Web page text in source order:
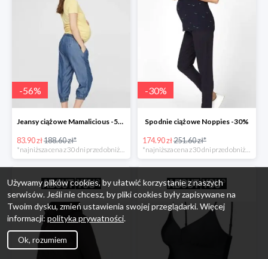
-56%
Jeansy ciążowe Mamalicious -56%
83.90 zł188.60 zł*
-30%
Spodnie ciążowe Noppies -30%
174.90 zł251.60 zł*
Używamy plików cookies, by ułatwić korzystanie z naszych
serwisów. Jeśli nie chcesz, by pliki cookies były zapisywane na
Twoim dysku, zmień ustawienia swojej przeglądarki. Więcej
informacji: polityka prywatności.
Ok, rozumiem